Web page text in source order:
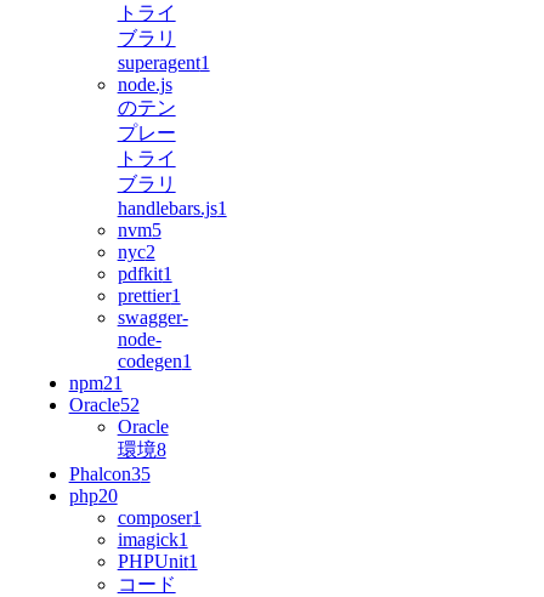
トライ
ブラリ
superagent1
node.js
のテン
プレー
トライ
ブラリ
handlebars.js1
nvm5
nyc2
pdfkit1
prettier1
swagger-
node-
codegen1
npm21
Oracle52
Oracle
環境8
Phalcon35
php20
composer1
imagick1
PHPUnit1
コード